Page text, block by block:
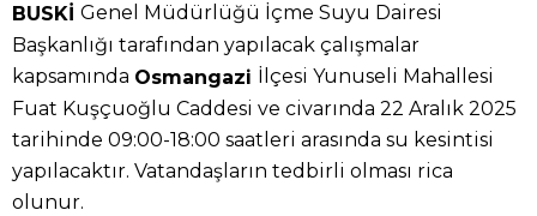
BUSKİ Genel Müdürlüğü İçme Suyu Dairesi
Başkanlığı tarafından yapılacak çalışmalar
kapsamında Osmangazi İlçesi Yunuseli Mahallesi
Fuat Kuşçuoğlu Caddesi ve civarında 22 Aralık 2025
tarihinde 09:00-18:00 saatleri arasında su kesintisi
yapılacaktır. Vatandaşların tedbirli olması rica
olunur.